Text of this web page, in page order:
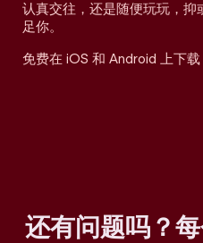
认真交往，还是随便玩玩，
足你。
免费在 iOS 和 Android 上下载
还有问题吗？